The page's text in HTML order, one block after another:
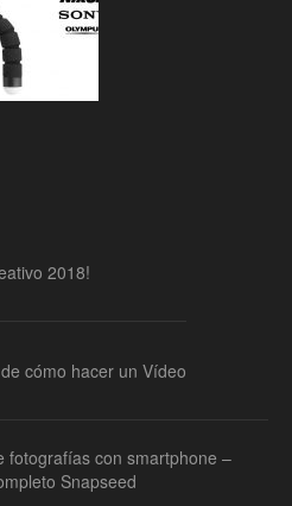
2018!
cómo hacer un Vídeo
fotografías con smartphone –
Snapseed